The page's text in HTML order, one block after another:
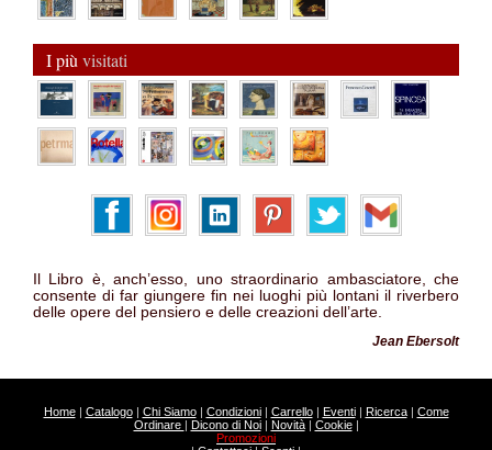
I più visitati
Il Libro è, anch’esso, uno straordinario ambasciatore, che
consente di far giungere fin nei luoghi più lontani il riverbero
delle opere del pensiero e delle creazioni dell’arte.
Jean Ebersolt
Home| Catalogo| Chi Siamo| Condizioni| Carrello| Eventi| Ricerca| Come
Ordinare | Dicono di Noi| Novità| Cookie|
Promozioni